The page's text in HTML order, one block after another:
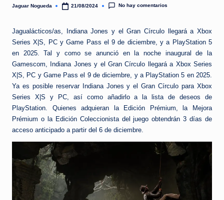
Publicado
Jaguar Nogueda 21/08/2024 No hay comentarios
Jagualácticos/as, Indiana Jones y el Gran Círculo llegará a Xbox
Series X|S, PC y Game Pass el 9 de diciembre, y a PlayStation 5
en 2025. Tal y como se anunció en la noche inaugural de la
Gamescom, Indiana Jones y el Gran Círculo llegará a Xbox Series
X|S, PC y Game Pass el 9 de diciembre, y a PlayStation 5 en 2025.
Ya es posible reservar Indiana Jones y el Gran Círculo para Xbox
Series X|S y PC, así como añadirlo a la lista de deseos de
PlayStation. Quienes adquieran la Edición Prémium, la Mejora
Prémium o la Edición Coleccionista del juego obtendrán 3 días de
acceso anticipado a partir del 6 de diciembre.